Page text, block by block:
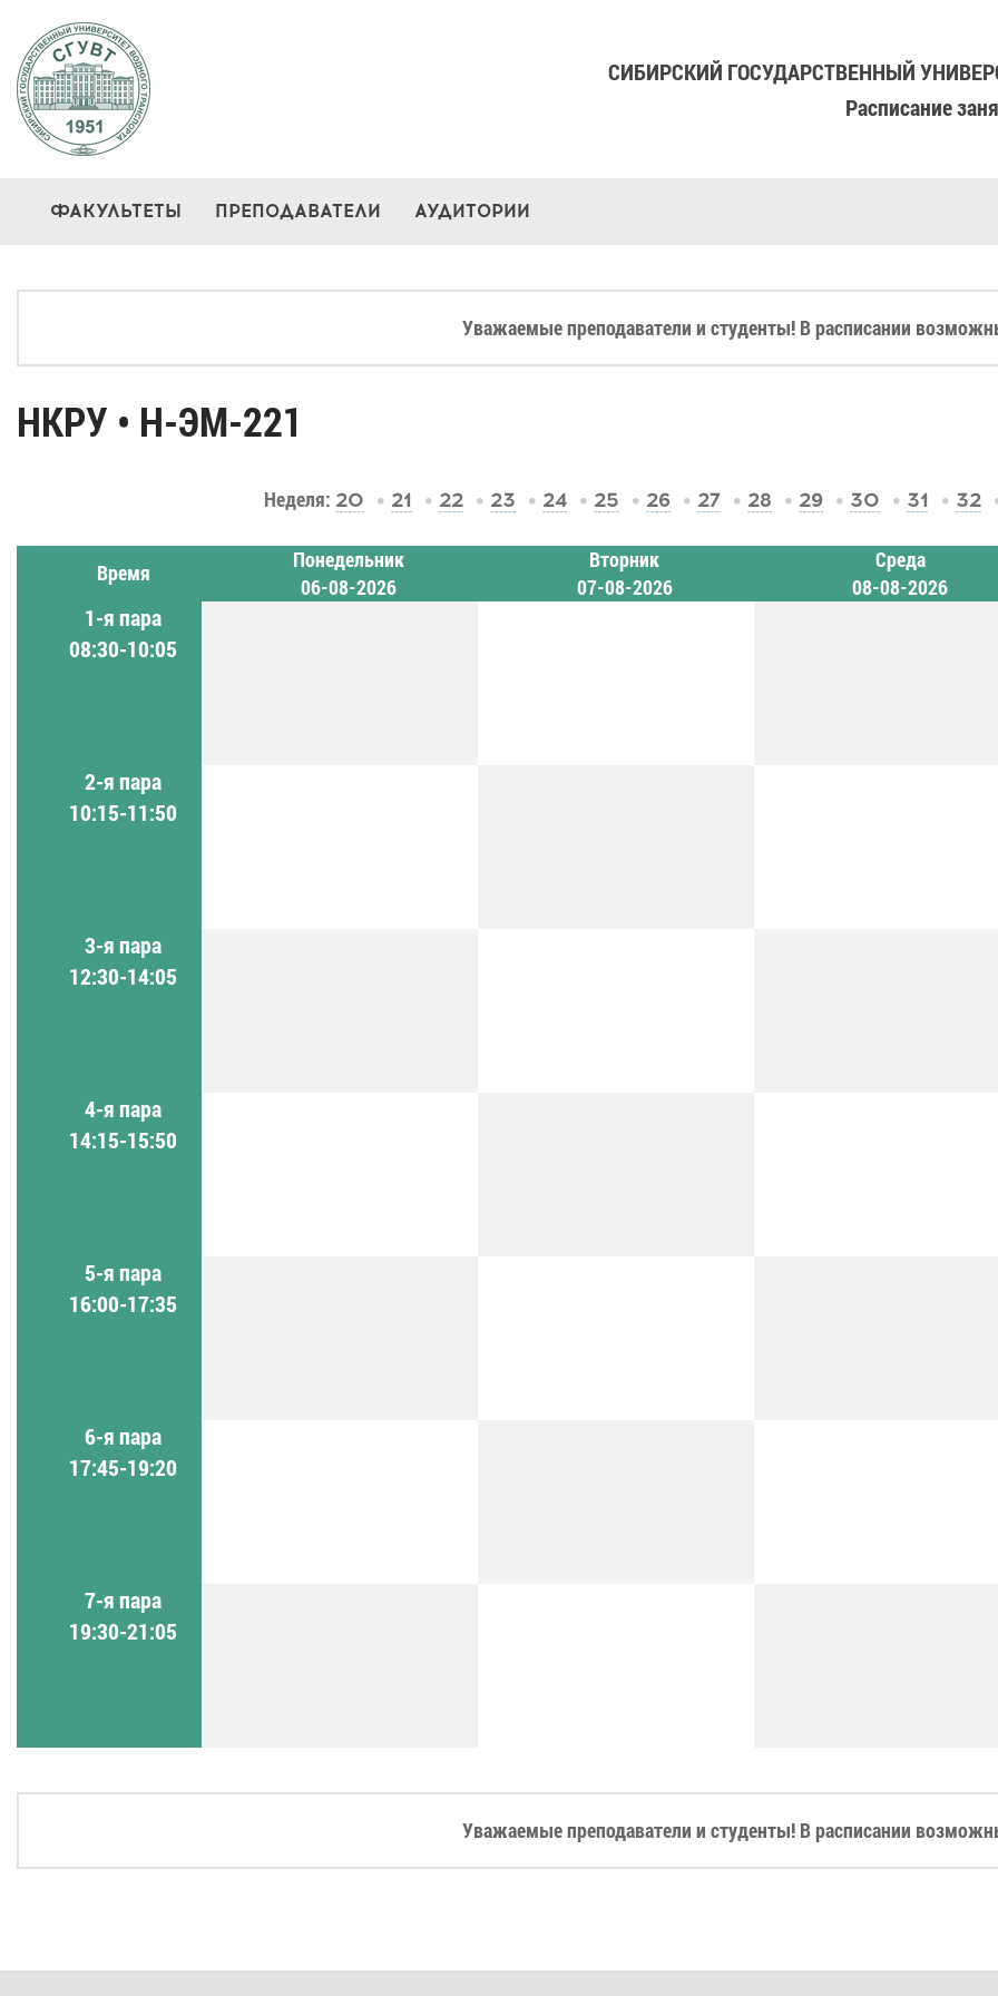
СИБИРСКИЙ ГОСУДАРСТВЕННЫЙ
Расписание
ФАКУЛЬТЕТЫ ПРЕПОДАВАТЕЛИ АУДИТОРИИ
Уважаемые преподаватели и студенты! В расписании
НКРУ • Н-ЭМ-221
Неделя: 20 21 22 23 24 25 26 27 28 29 30 31 32
Время
Понедельник
06-08-2026
Вторник
07-08-2026
Среда
08-08-2026
1-я пара
08:30-10:05
2-я пара
10:15-11:50
3-я пара
12:30-14:05
4-я пара
14:15-15:50
5-я пара
16:00-17:35
6-я пара
17:45-19:20
7-я пара
19:30-21:05
Уважаемые преподаватели и студенты! В расписании